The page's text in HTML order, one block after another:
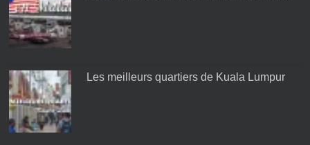
Les meilleurs quartiers de Kuala Lumpur